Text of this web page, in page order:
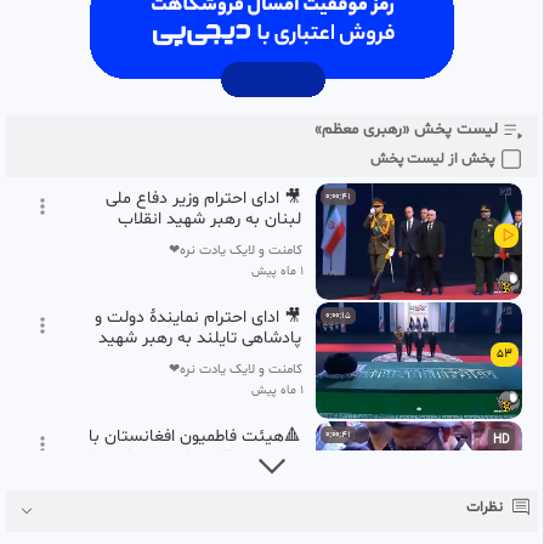
لیست پخش «رهبری معظم»
پخش از لیست پخش
کامنت و لایک یادت نره❤
1 ماه پیش
0:00:39
🔹 ادای احترام «مدودف» نماینده
ویژه پوتین و هیئت همراه به پیکر
0:00:41
🎥 ادای احترام وزیر دفاع ملی
لبنان به رهبر شهید انقلاب
کامنت و لایک یادت نره❤
1 ماه پیش
53
0:00:15
🎥 ادای احترام نمایندۀ دولت و
پادشاهی تایلند به رهبر شهید
کامنت و لایک یادت نره❤
1 ماه پیش
0:00:41 HD
🔺هیئت فاطمیون افغانستان با
حضور در تالار وداع، به پیکر مطهر
قائد امت ادای احترام کردند.
نظرات